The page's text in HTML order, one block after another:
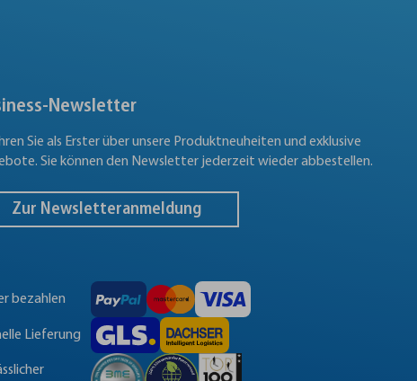
Newsletter
Sie als Erster über unsere Produktneuheiten und exklusive
Sie können den Newsletter jederzeit wieder abbestellen.
Zur Newsletteranmeldung
bezahlen
Lieferung